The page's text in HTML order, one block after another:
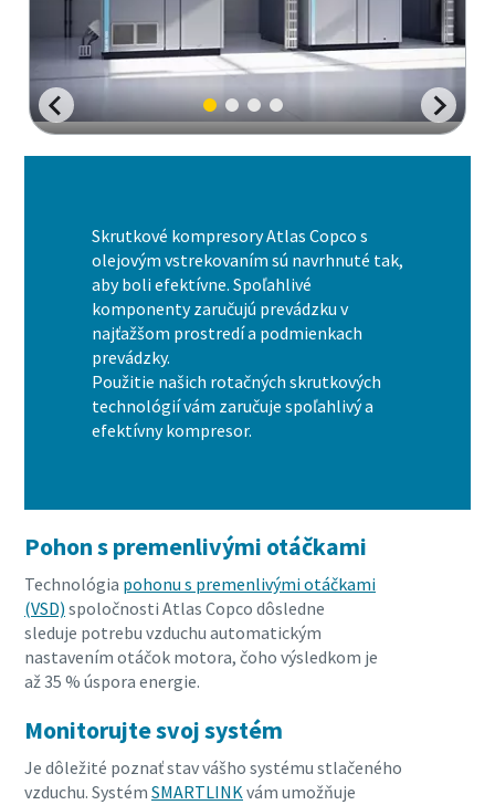
Skrutkové kompresory Atlas Copco s
olejovým vstrekovaním sú navrhnuté tak,
aby boli efektívne. Spoľahlivé
komponenty zaručujú prevádzku v
najťažšom prostredí a podmienkach
prevádzky.
Použitie našich rotačných skrutkových
technológií vám zaručuje spoľahlivý a
efektívny kompresor.
Pohon s premenlivými otáčkami
Technológia pohonu s premenlivými otáčkami
(VSD) spoločnosti Atlas Copco dôsledne
sleduje potrebu vzduchu automatickým
nastavením otáčok motora, čoho výsledkom je
až 35 % úspora energie.
Monitorujte svoj systém
Je dôležité poznať stav vášho systému stlačeného
vzduchu. Systém SMARTLINKvám umožňuje